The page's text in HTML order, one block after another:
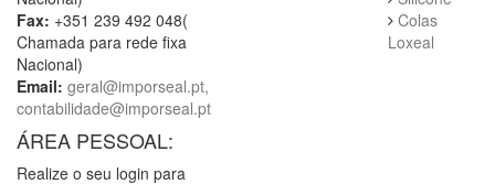
Fax: +351 239 492 048(
Chamada para rede fixa
Nacional)
Email: geral@imporseal.pt,
contabilidade@imporseal.pt
ÁREA PESSOAL:
Realize o seu login para
Colas
Loxeal